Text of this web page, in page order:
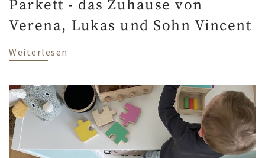
Parkett - das Zuhause von
Verena, Lukas und Sohn Vincent
Weiterlesen